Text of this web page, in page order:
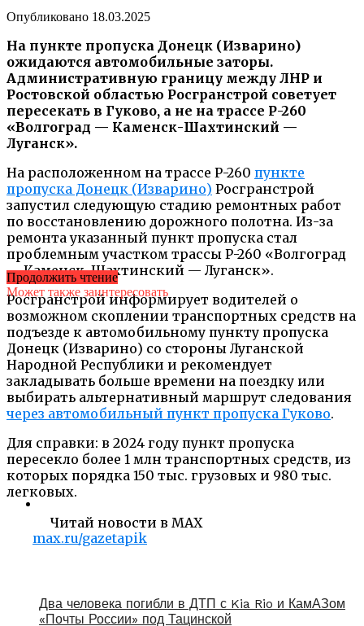
Опубликовано 18.03.2025
На пункте пропуска Донецк (Изварино)
ожидаются автомобильные заторы.
Административную границу между ЛНР и
Ростовской областью Росгранстрой советует
пересекать в Гуково, а не на трассе Р-260
«Волгоград — Каменск-Шахтинский —
Луганск».
На расположенном на трассе Р-260 пункте
пропуска Донецк (Изварино) Росгранстрой
запустил следующую стадию ремонтных работ
по восстановлению дорожного полотна. Из-за
ремонта указанный пункт пропуска стал
проблемным участком трассы Р-260 «Волгоград
— Каменск-Шахтинский — Луганск».
Росгранстрой информирует водителей о
возможном скоплении транспортных средств на
подъезде к автомобильному пункту пропуска
Донецк (Изварино) со стороны Луганской
Народной Республики и рекомендует
закладывать больше времени на поездку или
выбирать альтернативный маршрут следования
через автомобильный пункт пропуска Гуково.
Для справки: в 2024 году пункт пропуска
пересекло более 1 млн транспортных средств, из
которых порядка 150 тыс. грузовых и 980 тыс.
легковых.
Читай новости в MAX
max.ru/gazetapik
Продолжить чтение
Может также заинтересовать
Два человека погибли в ДТП с Kia Rio и КамАЗом
«Почты России» под Тацинской